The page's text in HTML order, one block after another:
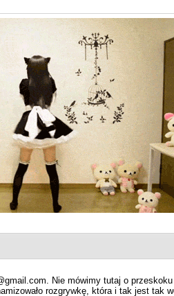
Nie mówimy tutaj o
rozgrywkę, która i tak jest tak